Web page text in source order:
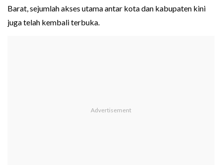
Barat, sejumlah akses utama antar kota dan kabupaten kini
juga telah kembali terbuka.